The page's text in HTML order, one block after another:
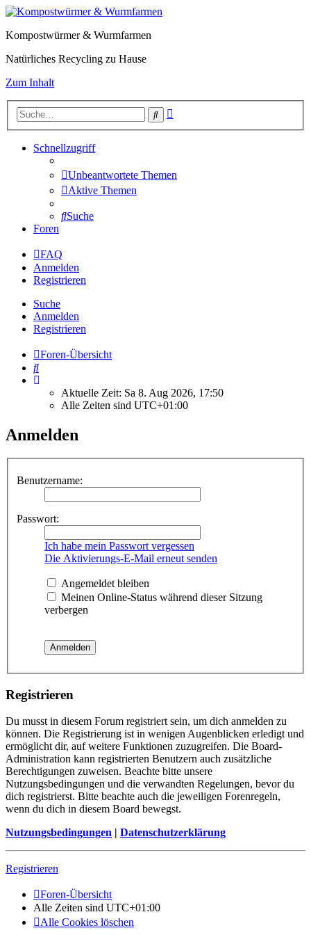
Kompostwürmer & Wurmfarmen
Natürliches Recycling zu Hause
Zum Inhalt
Suche
Schnellzugriff
Unbeantwortete Themen
Aktive Themen
Suche
Foren
FAQ
Anmelden
Registrieren
Suche
Anmelden
Registrieren
Foren-Übersicht
Suche
Aktuelle Zeit: Sa 8. Aug 2026, 17:50
Alle Zeiten sind UTC+01:00
Anmelden
Benutzername:
Passwort:
Ich habe mein Passwort vergessen
Die Aktivierungs-E-Mail erneut senden
Angemeldet bleiben
Meinen Online-Status während dieser Sitzung
verbergen
Registrieren
Du musst in diesem Forum registriert sein, um dich anmelden zu
können. Die Registrierung ist in wenigen Augenblicken erledigt und
ermöglicht dir, auf weitere Funktionen zuzugreifen. Die Board-
Administration kann registrierten Benutzern auch zusätzliche
Berechtigungen zuweisen. Beachte bitte unsere
Nutzungsbedingungen und die verwandten Regelungen, bevor du
dich registrierst. Bitte beachte auch die jeweiligen Forenregeln,
wenn du dich in diesem Board bewegst.
Nutzungsbedingungen | Datenschutzerklärung
Registrieren
Foren-Übersicht
Alle Zeiten sind UTC+01:00
Alle Cookies löschen